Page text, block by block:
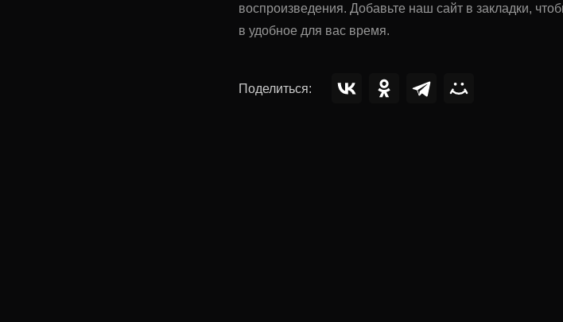
воспроизведения. Добавьте наш сайт в закладки,
в удобное для вас время.
Поделиться: